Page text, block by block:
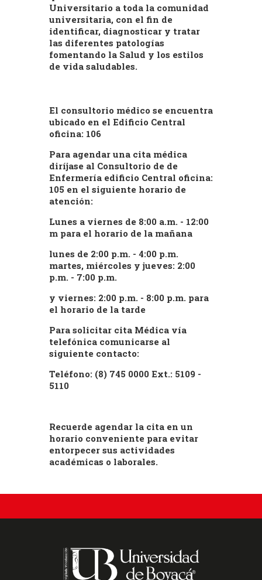
Universitario a toda la comunidad
universitaria, con el fin de
identificar, diagnosticar y tratar
las diferentes patologías
fomentando la Salud y los estilos
de vida saludables.
El consultorio médico se encuentra
ubicado en el Edificio Central
oficina: 106
Para agendar una cita médica
diríjase al Consultorio de de
Enfermería edificio Central oficina:
105 en el siguiente horario de
atención:
Lunes a viernes de 8:00 a.m. - 12:00
m para el horario de la mañana
lunes de 2:00 p.m. - 4:00 p.m.
martes, miércoles y jueves: 2:00
p.m. - 7:00 p.m.
y viernes: 2:00 p.m. - 8:00 p.m. para
el horario de la tarde
Para solicitar cita Médica vía
telefónica comunicarse al
siguiente contacto:
Teléfono: (8) 745 0000 Ext.: 5109 -
5110
Recuerde agendar la cita en un
horario conveniente para evitar
entorpecer sus actividades
académicas o laborales.